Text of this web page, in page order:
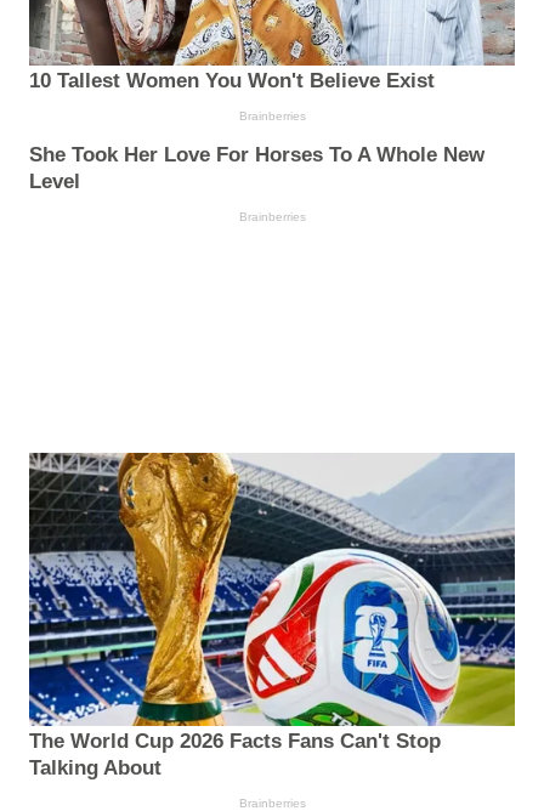
10 Tallest Women You Won't Believe Exist
Brainberries
She Took Her Love For Horses To A Whole New
Level
Brainberries
The World Cup 2026 Facts Fans Can't Stop
Talking About
Brainberries